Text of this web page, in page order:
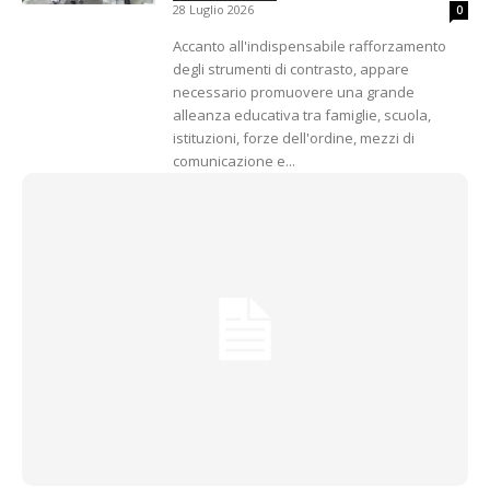
28 Luglio 2026
0
Accanto all'indispensabile rafforzamento
degli strumenti di contrasto, appare
necessario promuovere una grande
alleanza educativa tra famiglie, scuola,
istituzioni, forze dell'ordine, mezzi di
comunicazione e...